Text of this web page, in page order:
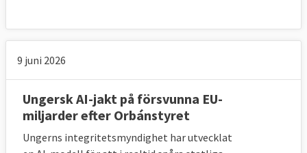
9 juni 2026
Ungersk AI-jakt på försvunna EU-
miljarder efter Orbánstyret
Ungerns integritetsmyndighet har utvecklat